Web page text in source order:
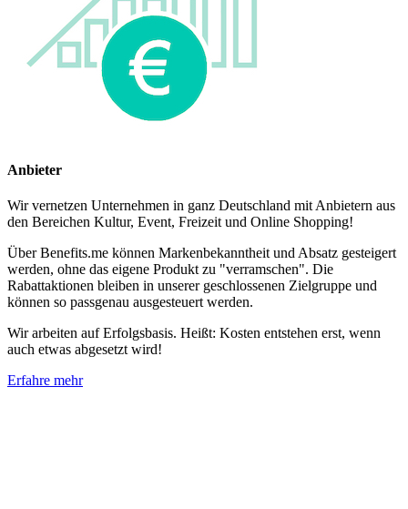
Anbieter
Wir vernetzen Unternehmen in ganz Deutschland mit Anbietern aus
den Bereichen Kultur, Event, Freizeit und Online Shopping!
Über Benefits.me können Markenbekanntheit und Absatz gesteigert
werden, ohne das eigene Produkt zu "verramschen". Die
Rabattaktionen bleiben in unserer geschlossenen Zielgruppe und
können so passgenau ausgesteuert werden.
Wir arbeiten auf Erfolgsbasis. Heißt: Kosten entstehen erst, wenn
auch etwas abgesetzt wird!
Erfahre mehr